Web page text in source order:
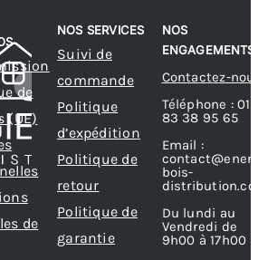
de
(UE)
de
NOS SERVICES
Suivi de
commande
Politique
d’expédition
Politique de
retour
Politique de
garantie
NOS
ENGAGEMENTS
Contactez-
Téléphone : 01
83 38 95 65
Email :
bois-
Du lundi au
Vendredi de
9h00 à 17h00